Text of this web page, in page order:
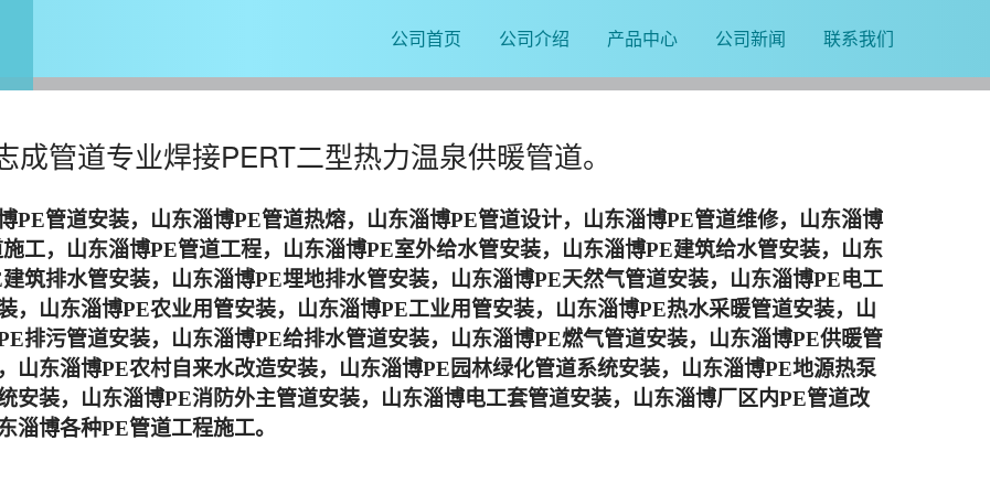
公司首页 公司介绍 产品中心 公司新闻 联系我们
成管道专业焊接PERT二型热力温泉供暖管道。
PE管道安装， 山东淄博PE管道热熔， 山东淄博PE管道设计， 山东淄博PE管道维修， 山东淄博
工， 山东淄博PE管道工程， 山东淄博PE室外给水管安装， 山东淄博PE建筑给水管安装， 山东
筑排水管安装， 山东淄博PE埋地排水管安装， 山东淄博PE天然气管道安装， 山东淄博PE电工
， 山东淄博PE农业用管安装， 山东淄博PE工业用管安装， 山东淄博PE热水采暖管道安装， 山
排污管道安装， 山东淄博PE给排水管道安装， 山东淄博PE燃气管道安装， 山东淄博PE供暖管
山东淄博PE农村自来水改造安装， 山东淄博PE园林绿化管道系统安装， 山东淄博PE地源热泵
安装， 山东淄博PE消防外主管道安装， 山东淄博电工套管道安装， 山东淄博厂区内PE管道改
淄博各种PE管道工程施工。